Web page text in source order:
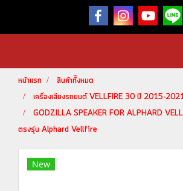
หน้าแรก
สินค้าทั้งหมด
เครื่องเสียงรถยนต์ VELLFIRE 30 ปี 2015-
GODZILLA SPEAKER FOR ALPHARD
ตรงรุ่น Alphard Vellfire
New